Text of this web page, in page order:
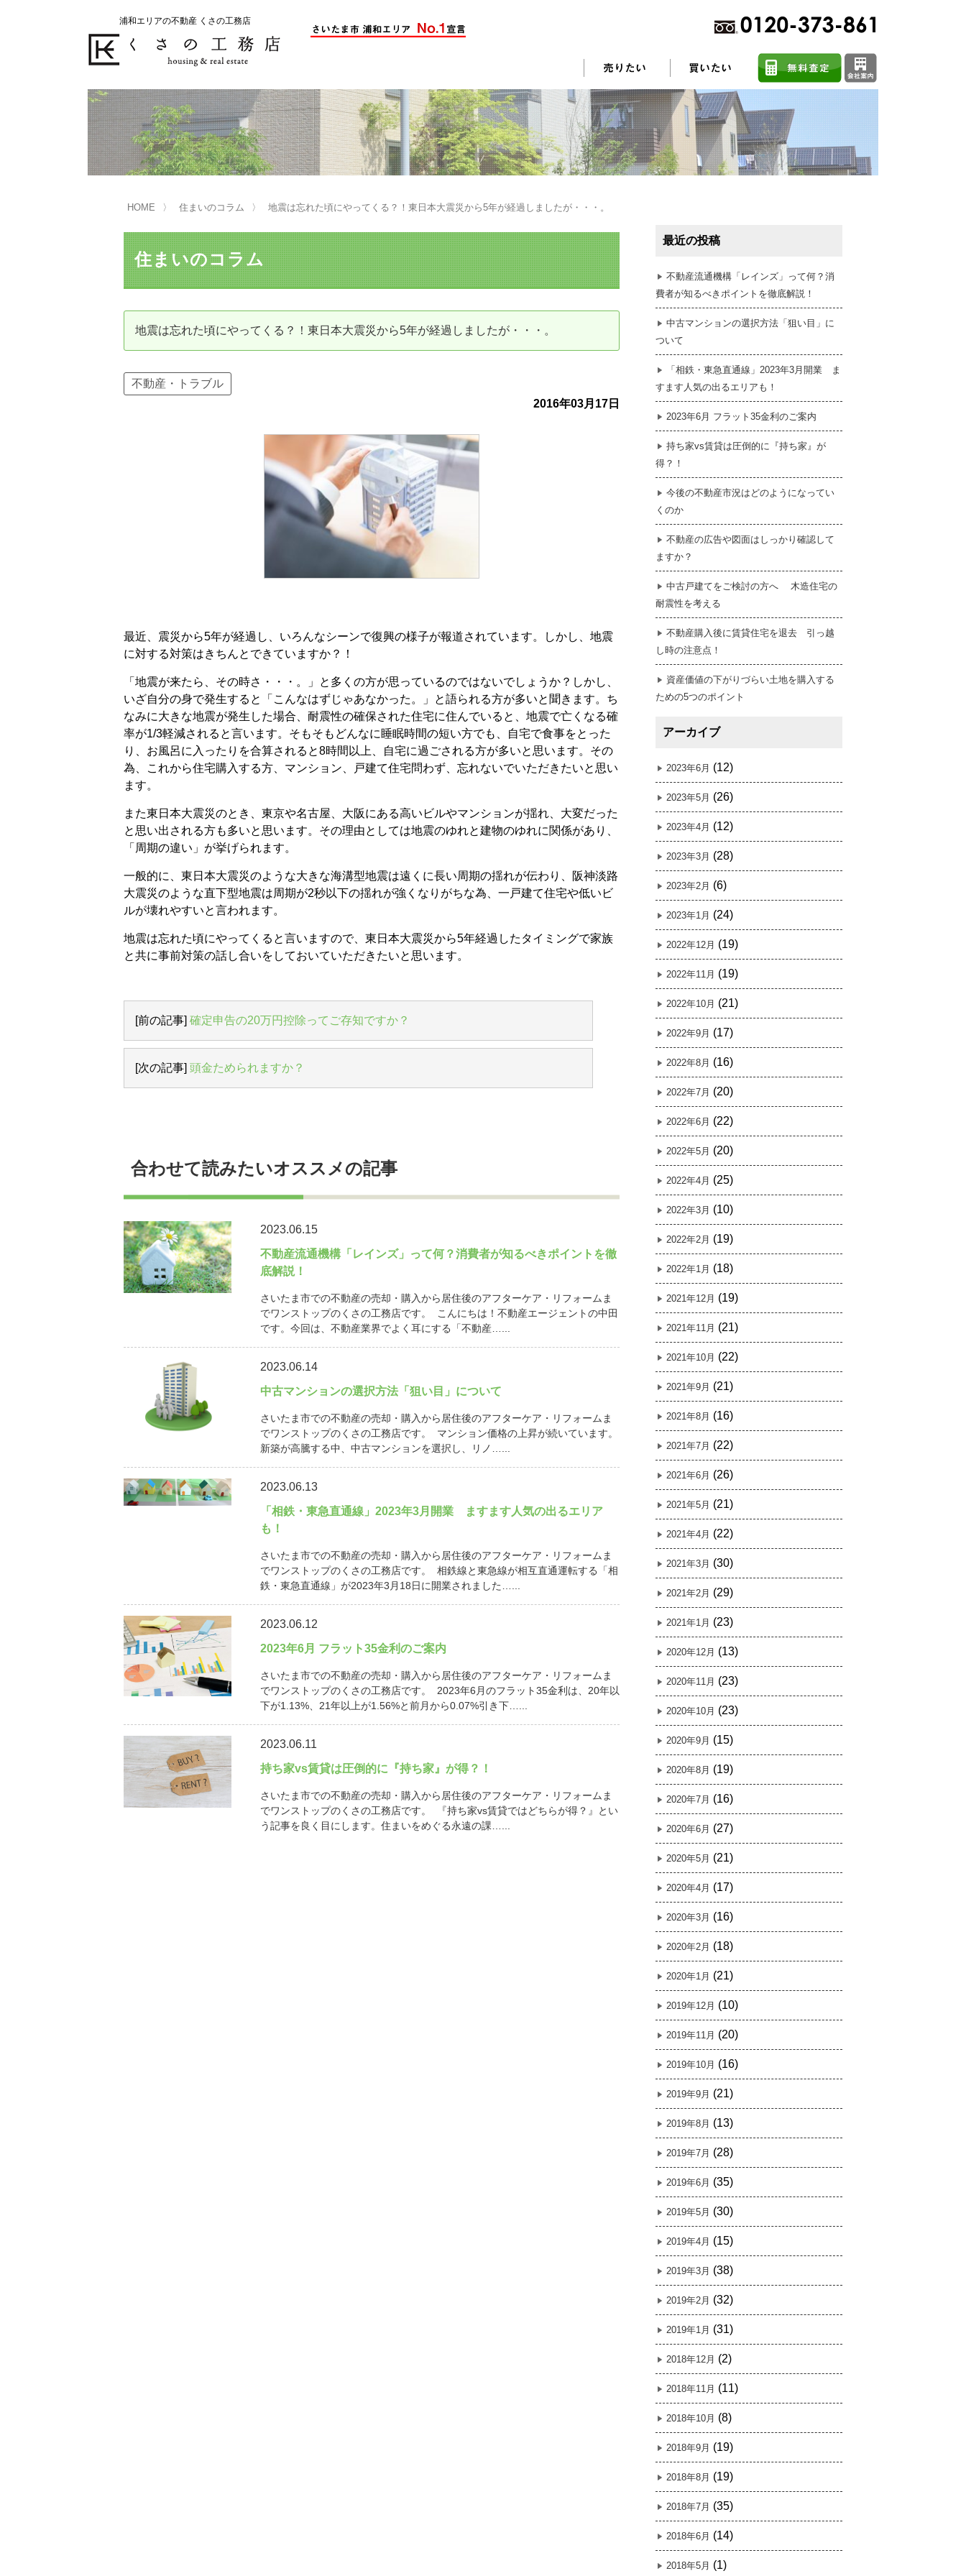
浦和エリアの不動産 くさの工務店
不動産の売却をお考えのお客様
くさの工務店が選ばれる理由 売却活動 売却されたお客様の声 不動産売却に関するよくある質問
買い替えサポート はじめての売却 不動産売却成功のコツ 任意売却
不動産の相続 売却前の修繕・リフォーム
売却の流れ（手順）
不動産売却の詳しい流れ 売買契約のご締結
不動産の残代金の受領について
不動産の購入をお考えのお客様
くさの工務店が選ばれる理由 購入されたお客様の声 不動産購入に関するよくある質問
住宅ローン控除・消費税について
リニュアル仲介とは
資産価値の減りにくい住宅購入 中古だから安心して購入できる仕組み リニュアル仲介で実現する豊かな暮らし はじめての物件探し
HOME 住まいのコラム 地震は忘れた頃にやってくる？！東日本大震災から5年が経過しましたが・・・。
住まいのコラム
地震は忘れた頃にやってくる？！東日本大震災から5年が経過しましたが・・・。
不動産・トラブル
2016年03月17日
最近、震災から5年が経過し、いろんなシーンで復興の様子が報道されています。しかし、地震
に対する対策はきちんとできていますか？！
「地震が来たら、その時さ・・・。」と多くの方が思っているのではないでしょうか？しかし、
いざ自分の身で発生すると「こんなはずじゃあなかった。」と語られる方が多いと聞きます。ち
なみに大きな地震が発生した場合、耐震性の確保された住宅に住んでいると、地震で亡くなる確
率が1/3軽減されると言います。そもそもどんなに睡眠時間の短い方でも、自宅で食事をとった
り、お風呂に入ったりを合算されると8時間以上、自宅に過ごされる方が多いと思います。その
為、これから住宅購入する方、マンション、戸建て住宅問わず、忘れないでいただきたいと思い
ます。
また東日本大震災のとき、東京や名古屋、大阪にある高いビルやマンションが揺れ、大変だった
と思い出される方も多いと思います。その理由としては地震のゆれと建物のゆれに関係があり、
「周期の違い」が挙げられます。
一般的に、東日本大震災のような大きな海溝型地震は遠くに長い周期の揺れが伝わり、阪神淡路
大震災のような直下型地震は周期が2秒以下の揺れが強くなりがちな為、一戸建て住宅や低いビ
ルが壊れやすいと言われます。
地震は忘れた頃にやってくると言いますので、東日本大震災から5年経過したタイミングで家族
と共に事前対策の話し合いをしておいていただきたいと思います。
[前の記事] 確定申告の20万円控除ってご存知ですか？
[次の記事] 頭金ためられますか？
合わせて読みたいオススメの記事
2023.06.15
不動産流通機構「レインズ」って何？消費者が知るべきポイントを徹
底解説！
さいたま市での不動産の売却・購入から居住後のアフターケア・リフォームま
でワンストップのくさの工務店です。 こんにちは！不動産エージェントの中田
です。今回は、不動産業界でよく耳にする「不動産…...
2023.06.14
中古マンションの選択方法「狙い目」について
さいたま市での不動産の売却・購入から居住後のアフターケア・リフォームま
でワンストップのくさの工務店です。 マンション価格の上昇が続いています。
新築が高騰する中、中古マンションを選択し、リノ…...
2023.06.13
「相鉄・東急直通線」2023年3月開業 ますます人気の出るエリア
も！
さいたま市での不動産の売却・購入から居住後のアフターケア・リフォームま
でワンストップのくさの工務店です。 相鉄線と東急線が相互直通運転する「相
鉄・東急直通線」が2023年3月18日に開業されました…...
2023.06.12
2023年6月 フラット35金利のご案内
さいたま市での不動産の売却・購入から居住後のアフターケア・リフォームま
でワンストップのくさの工務店です。 2023年6月のフラット35金利は、20年以
下が1.13%、21年以上が1.56%と前月から0.07%引き下…...
2023.06.11
持ち家vs賃貸は圧倒的に『持ち家』が得？！
さいたま市での不動産の売却・購入から居住後のアフターケア・リフォームま
でワンストップのくさの工務店です。 『持ち家vs賃貸ではどちらが得？』とい
う記事を良く目にします。住まいをめぐる永遠の課…...
最近の投稿
不動産流通機構「レインズ」って何？消
費者が知るべきポイントを徹底解説！
中古マンションの選択方法「狙い目」に
ついて
「相鉄・東急直通線」2023年3月開業 ま
すます人気の出るエリアも！
2023年6月 フラット35金利のご案内
持ち家vs賃貸は圧倒的に『持ち家』が
得？！
今後の不動産市況はどのようになってい
くのか
不動産の広告や図面はしっかり確認して
ますか？
中古戸建てをご検討の方へ 木造住宅の
耐震性を考える
不動産購入後に賃貸住宅を退去 引っ越
し時の注意点！
資産価値の下がりづらい土地を購入する
ための5つのポイント
アーカイブ
2023年6月 (12)
2023年5月 (26)
2023年4月 (12)
2023年3月 (28)
2023年2月 (6)
2023年1月 (24)
2022年12月 (19)
2022年11月 (19)
2022年10月 (21)
2022年9月 (17)
2022年8月 (16)
2022年7月 (20)
2022年6月 (22)
2022年5月 (20)
2022年4月 (25)
2022年3月 (10)
2022年2月 (19)
2022年1月 (18)
2021年12月 (19)
2021年11月 (21)
2021年10月 (22)
2021年9月 (21)
2021年8月 (16)
2021年7月 (22)
2021年6月 (26)
2021年5月 (21)
2021年4月 (22)
2021年3月 (30)
2021年2月 (29)
2021年1月 (23)
2020年12月 (13)
2020年11月 (23)
2020年10月 (23)
2020年9月 (15)
2020年8月 (19)
2020年7月 (16)
2020年6月 (27)
2020年5月 (21)
2020年4月 (17)
2020年3月 (16)
2020年2月 (18)
2020年1月 (21)
2019年12月 (10)
2019年11月 (20)
2019年10月 (16)
2019年9月 (21)
2019年8月 (13)
2019年7月 (28)
2019年6月 (35)
2019年5月 (30)
2019年4月 (15)
2019年3月 (38)
2019年2月 (32)
2019年1月 (31)
2018年12月 (2)
2018年11月 (11)
2018年10月 (8)
2018年9月 (19)
2018年8月 (19)
2018年7月 (35)
2018年6月 (14)
2018年5月 (1)